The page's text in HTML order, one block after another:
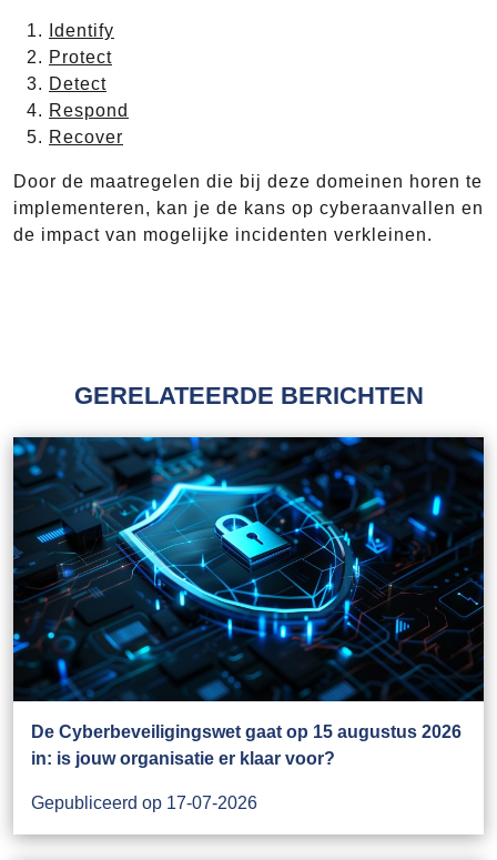
Identify
Protect
Detect
Respond
Recover
Door de maatregelen die bij deze domeinen horen te
implementeren, kan je de kans op cyberaanvallen en
de impact van mogelijke incidenten verkleinen.
GERELATEERDE BERICHTEN
De Cyberbeveiligingswet gaat op 15 augustus 2026
in: is jouw organisatie er klaar voor?
Gepubliceerd op 17-07-2026